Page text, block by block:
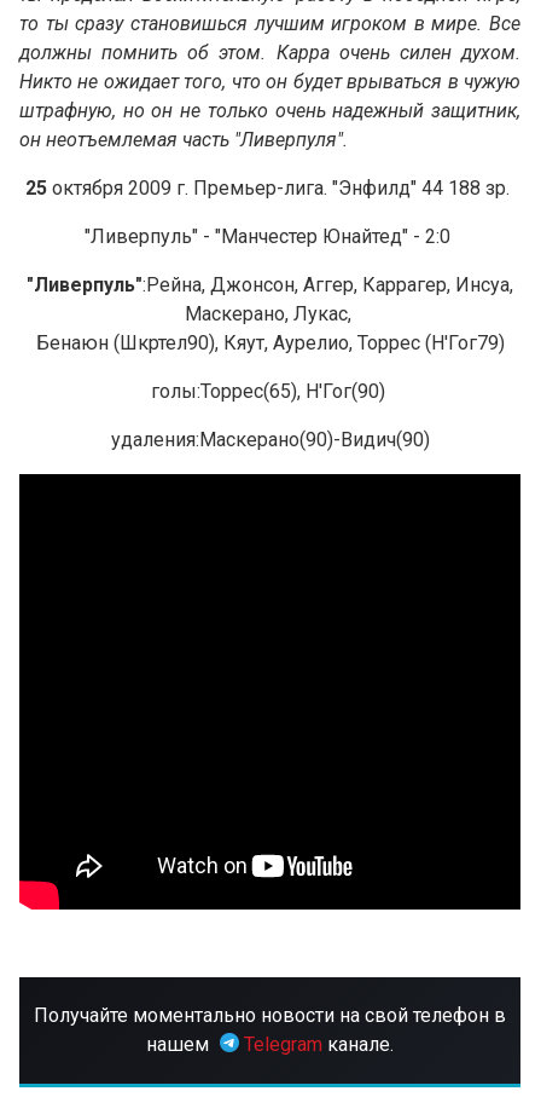
то ты сразу становишься лучшим игроком в мире. Все
должны помнить об этом. Карра очень силен духом.
Никто не ожидает того, что он будет врываться в чужую
штрафную, но он не только очень надежный защитник,
он неотъемлемая часть "Ливерпуля".
25 октября 2009 г. Премьер-лига. "Энфилд" 44 188 зр.
"Ливерпуль" - "Манчестер Юнайтед" - 2:0
"Ливерпуль":Рейна, Джонсон, Аггер, Каррагер, Инсуа,
Маскерано, Лукас,
Бенаюн (Шкртел90), Кяут, Аурелио, Торрес (Н'Гог79)
голы:Торрес(65), Н'Гог(90)
удаления:Маскерано(90)-Видич(90)
Получайте моментально новости на свой телефон в
нашем
Telegram канале.